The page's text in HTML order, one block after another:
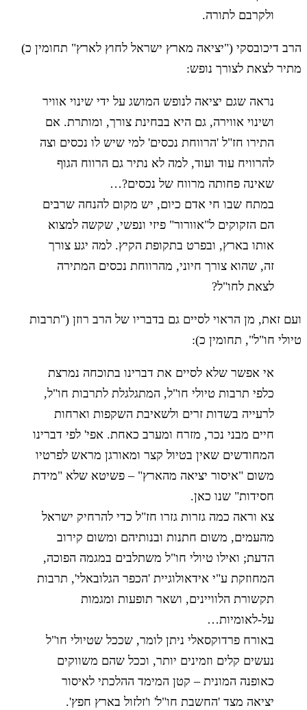
ולקרבם לתורה.
הרב דיכובסקי ("יציאה מארץ ישראל לחוץ לארץ" תחומין כ)
מתיר לצאת לצורך נופש:
נראה שגם יציאה לנופש המושג על ידי שינוי אוויר
ושינוי אווירה, גם היא בבחינת צורך, ומותרת. אם
התירו חז"ל 'הרווחת נכסים' למי שיש לו נכסים וצה
להרוויח עוד ועוד, למה לא נתיר גם הרווח הגוף
שאינה פחותה מרווח של נכסים?…
במתח שבו חי אדם כיום, יש מקום להנחה שרבים
הם הזקוקים ל"אוורור" פיזי ונפשי, שקשה למצוא
אותו בארץ, ובפרט בתקופת הקיץ. למה יגע צורך
זה, שהוא צורך חיוני, מהרווחת נכסים המתירה
לצאת לחו"ל?
ועם זאת, מן הראוי לסיים גם בדבריו של הרב רוזן ("תרבות
טיולי חו"ל", תחומין כ):
אי אפשר שלא לסיים את דברינו בתוכחה נמרצת
כלפי תרבות טיולי חו"ל, המתגלגלת לתרבות חו"ל,
לרעייה בשדות זרים ולשאיבת השקפות וארחות
חיים מבני נכר, מזרח ומערב כאחת. אפי' לפי דברינו
המחודשים שאין בטיול קצר ומאורגן מראש לפרטיו
משום "איסור יציאה מהארץ" – פשיטא שלא "מידת
חסידות" שנו כאן.
צא וראה כמה גזרות גזרו חז"ל כדי להרחיק ישראל
מהעמים, משום חתנות ובנותיהם ומשום קירוב
הדעת; ואילו טיולי חו"ל משתלבים במגמה הפוכה,
המחוזקת ע"י אידאולוגיית 'הכפר הגלובאלי', תרבות
תקשורת הלוויינים, ושאר תופעות ומגמות
על-לאומיות…
באורח פרדוקסאלי ניתן לומר, שככל שטיולי חו"ל
נעשים קלים וזמינים יותר, וככל שהם משווקים
כאופנה המונית – קטן המימד ההלכתי לאיסור
יציאה מצד 'החשבת חו"ל' ו'זלזול בארץ חפץ'.